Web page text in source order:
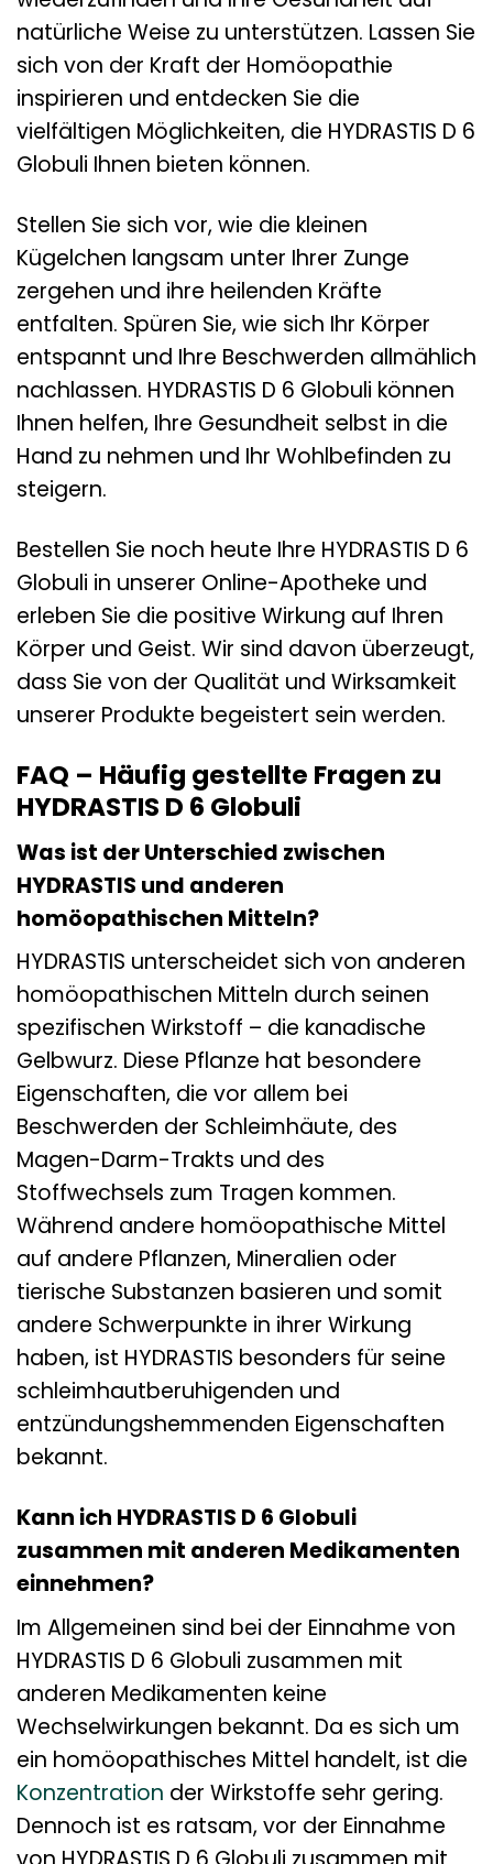
natürliche Weise zu unterstützen. Lassen Sie
sich von der Kraft der Homöopathie
inspirieren und entdecken Sie die
vielfältigen Möglichkeiten, die HYDRASTIS D 6
Globuli Ihnen bieten können.
Stellen Sie sich vor, wie die kleinen
Kügelchen langsam unter Ihrer Zunge
zergehen und ihre heilenden Kräfte
entfalten. Spüren Sie, wie sich Ihr Körper
entspannt und Ihre Beschwerden allmählich
nachlassen. HYDRASTIS D 6 Globuli können
Ihnen helfen, Ihre Gesundheit selbst in die
Hand zu nehmen und Ihr Wohlbefinden zu
steigern.
Bestellen Sie noch heute Ihre HYDRASTIS D 6
Globuli in unserer Online-Apotheke und
erleben Sie die positive Wirkung auf Ihren
Körper und Geist. Wir sind davon überzeugt,
dass Sie von der Qualität und Wirksamkeit
unserer Produkte begeistert sein werden.
FAQ – Häufig gestellte Fragen zu
HYDRASTIS D 6 Globuli
Was ist der Unterschied zwischen
HYDRASTIS und anderen
homöopathischen Mitteln?
HYDRASTIS unterscheidet sich von anderen
homöopathischen Mitteln durch seinen
spezifischen Wirkstoff – die kanadische
Gelbwurz. Diese Pflanze hat besondere
Eigenschaften, die vor allem bei
Beschwerden der Schleimhäute, des
Magen-Darm-Trakts und des
Stoffwechsels zum Tragen kommen.
Während andere homöopathische Mittel
auf andere Pflanzen, Mineralien oder
tierische Substanzen basieren und somit
andere Schwerpunkte in ihrer Wirkung
haben, ist HYDRASTIS besonders für seine
schleimhautberuhigenden und
entzündungshemmenden Eigenschaften
bekannt.
Kann ich HYDRASTIS D 6 Globuli
zusammen mit anderen Medikamenten
einnehmen?
Im Allgemeinen sind bei der Einnahme von
HYDRASTIS D 6 Globuli zusammen mit
anderen Medikamenten keine
Wechselwirkungen bekannt. Da es sich um
ein homöopathisches Mittel handelt, ist die
Konzentration der Wirkstoffe sehr gering.
Dennoch ist es ratsam, vor der Einnahme